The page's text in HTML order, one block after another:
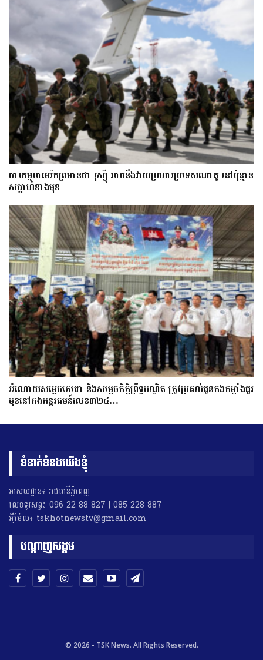
ចារកម្ម​អាមេរិក​ព្រមាន​ថា​ រុស្ស៊ី​ អាចនឹងវាយប្រហារប្រទេស​​ណា​តូ ​នៅ​ប៉ុន្មាន​
សប្តាហ៍​​ខាង​មុខ​​
អំណោយសម្តេចតេជោ និងសម្តេចកិត្តិព្រឹទ្ធបណ្ឌិត ត្រូវប្រគល់ជូនកងកម្លាំងជួរ
មុខនៅកងអន្តរគមន៍លេខ៣២៤…
ទំនាក់ទំនងយើងខ្ញុំ
អាសយដ្ឋាន៖ រាជធានីភ្នំពេញ
លេខទូរសព្ទ៖ 096 22 88 827 | 085 228 887
អុីម៉ែល៖ tskhotnewstv@gmail.com
បណ្តាញសង្គម
© 2026 - TSK News. All Rights Reserved.